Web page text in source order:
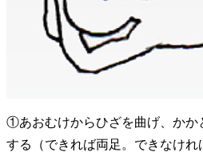
①あおむけからひざを曲げ、かか
する（できれば両足。できなけ